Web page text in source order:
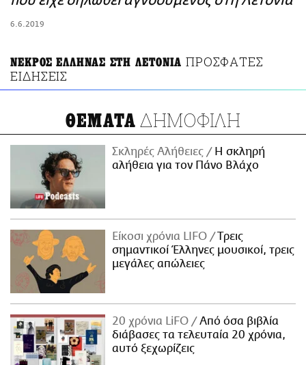
6.6.2019
ΝΕΚΡΟΣ ΕΛΛΗΝΑΣ ΣΤΗ ΛΕΤΟΝΙΑ ΠΡΟΣΦΑΤΕΣ
ΕΙΔΗΣΕΙΣ
ΘΕΜΑΤΑ ΔΗΜΟΦΙΛΗ
Σκληρές Αλήθειες
H σκληρή
αλήθεια για τον Πάνο Βλάχο
Είκοσι χρόνια LIFO
Tρεις
σημαντικοί Έλληνες μουσικοί, τρεις
μεγάλες απώλειες
20 χρόνια LiFO
Από όσα βιβλία
διάβασες τα τελευταία 20 χρόνια,
αυτό ξεχωρίζεις